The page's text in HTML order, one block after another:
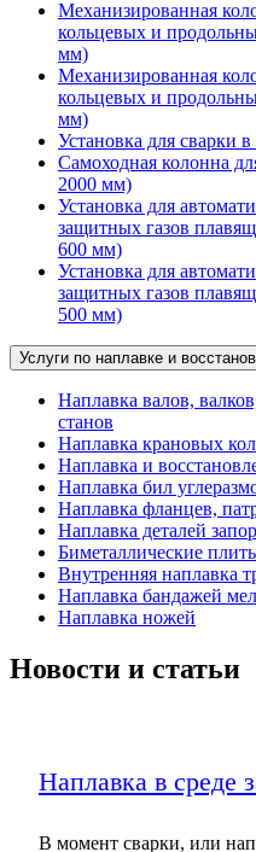
Механизированная
кольцевых и
мм)
Механизированная
кольцевых и
мм)
Установка для сварки
Самоходная колонна
2000 мм)
Установка для
защитных газов
600 мм)
Установка для
защитных газов
500 мм)
Услуги по наплавке и
Наплавка валов,
станов
Наплавка крановых
Наплавка и
Наплавка бил
Наплавка фланцев,
Наплавка деталей
Биметаллические
Внутренняя наплавка
Наплавка бандажей
Наплавка ножей
Новости и статьи
Наплавка в среде
В момент сварки, или